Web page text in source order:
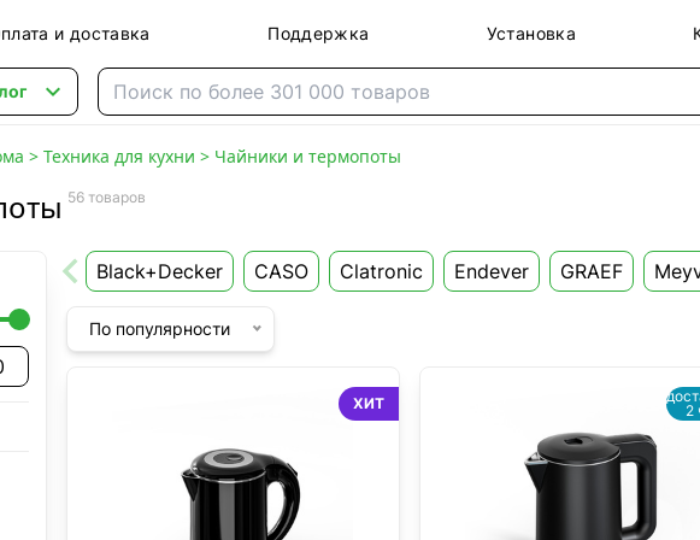
и доставка Поддержка Установка

> Техника для кухни > Чайники и термопоты
56 товаров
Black+Decker CASO Clatronic Endever GRAEF
По популярности
ХИТ
2